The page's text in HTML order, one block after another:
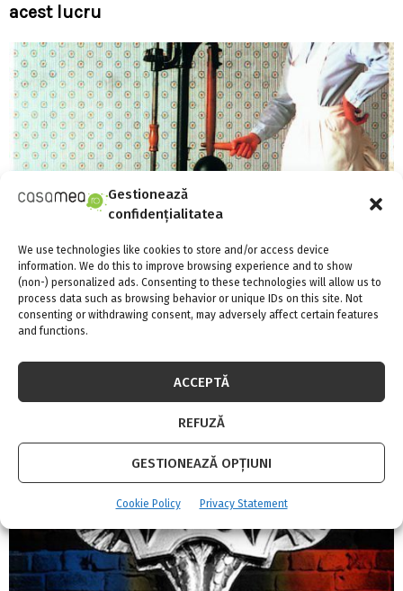
Gestionează
confidențialitatea
We use technologies like cookies to store and/or access device
information. We do this to improve browsing experience and to show
(non-) personalized ads. Consenting to these technologies will allow us to
process data such as browsing behavior or unique IDs on this site. Not
consenting or withdrawing consent, may adversely affect certain features
and functions.
ACCEPTĂ
REFUZĂ
GESTIONEAZĂ OPȚIUNI
Cookie Policy Privacy Statement
acest lucru
Miele da startul campaniei de colectare a
parteneriat cu Crucea Rosie Romana